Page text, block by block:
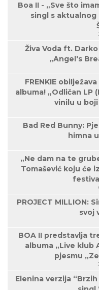
Boa II - „Sve što
singl s aktualnog
Živa Voda ft.
„Angel's
FRENKIE
albuma! „Odličan LP
vinilu u
Bad Red Bunny:
himna
„Ne dam na te
Tomašević koju će
PROJECT MILLION:
svoj
BOA II predstavlja
albuma „Live klub
pjesmu
Elenina verzija